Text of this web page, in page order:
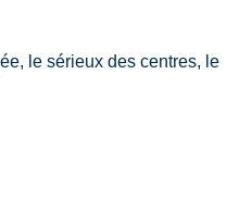
le sérieux des centres, le